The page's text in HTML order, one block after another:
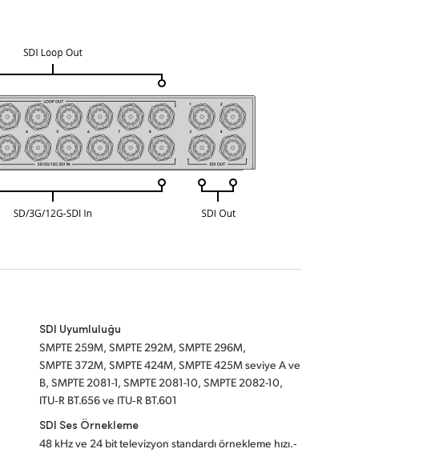
SDI Uyumluluğu
SMPTE 259M, SMPTE 292M, SMPTE 296M,
SMPTE 372M, SMPTE 424M, SMPTE 425M seviye A ve
B, SMPTE 2081-1, SMPTE 2081-10, SMPTE 2082-10,
ITU‑R BT.656 ve ITU‑R BT.601
SDI Ses Örnekleme
48 kHz ve 24 bit televizyon standardı örnekleme hızı.‑